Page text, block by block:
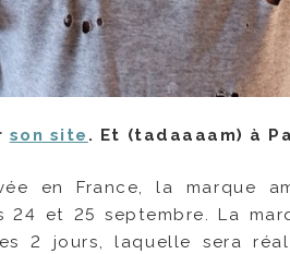
son site . Et (tadaaaam) à
en France, la marque
24 et 25 septembre. La
2 jours, laquelle sera